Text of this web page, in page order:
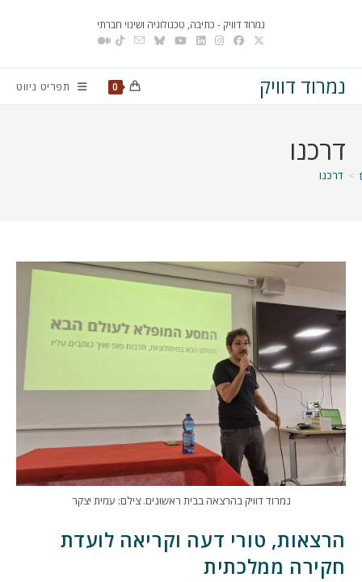
נמרוד דוויק - כתיבה, טכנולוגיה ושינוי חברתי
נמרוד דוויק 0 תפריט ניווט
דרכנו
> דרכנו
נמרוד דוויק בהרצאה בבית ראשונים. צילם: עמית יצקר
הרצאות, טורי דעה וקריאה לועדת
חקירה ממלכתית